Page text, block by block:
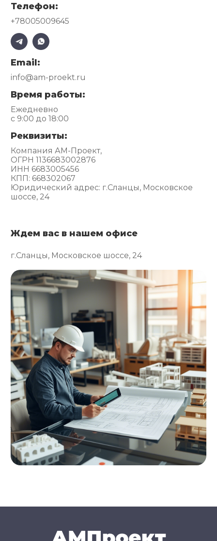
Телефон:
+78005009645
Email:
info@am-proekt.ru
Время работы:
Ежедневно
с 9:00 до 18:00
Реквизиты:
Компания АМ-Проект,
ОГРН 1136683002876
ИНН 6683005456
КПП: 668302067
Юридический адрес: г.Сланцы, Московское
шоссе, 24
Ждем вас в нашем офисе
г.Сланцы, Московское шоссе, 24